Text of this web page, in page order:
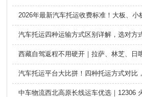
2026年最新汽车托运收费标准！大板、
汽车托运四种运输方式区别详解，选对方
汽车托运平台大比拼！四种托运方式对比
中车物流西北高原长线运车优选｜12306